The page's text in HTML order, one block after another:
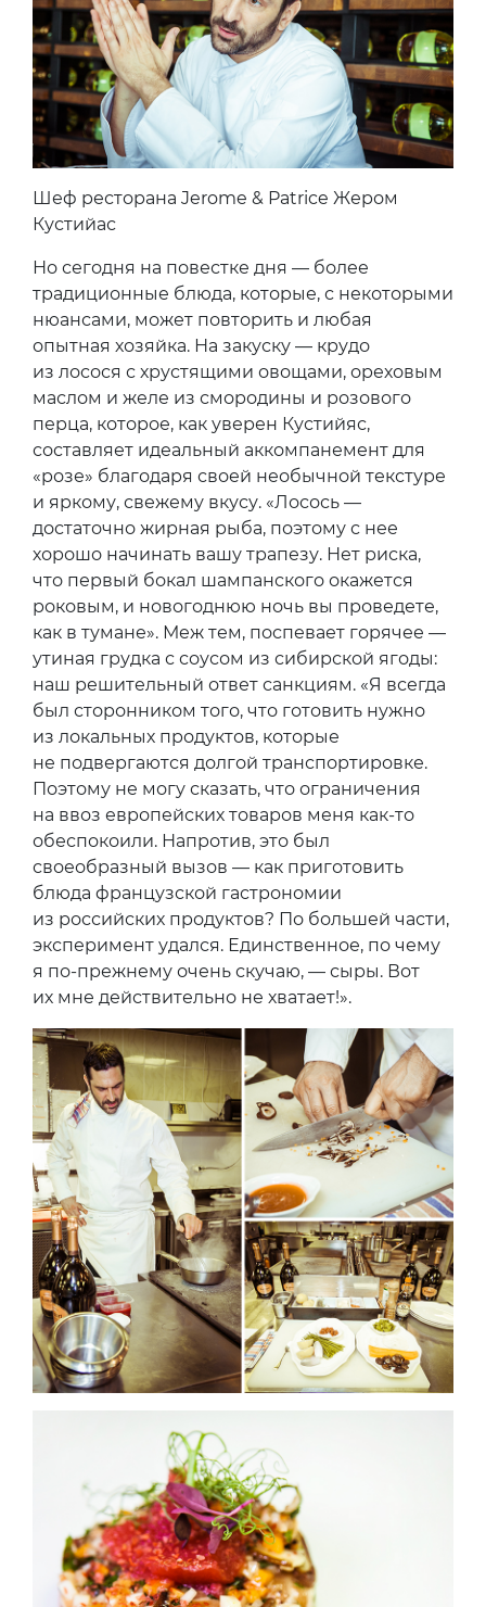
Шеф ресторана Jerome & Patrice Жером
Кустийас
Но сегодня на повестке дня — более
традиционные блюда, которые, с некоторыми
нюансами, может повторить и любая
опытная хозяйка. На закуску — крудо
из лосося с хрустящими овощами, ореховым
маслом и желе из смородины и розового
перца, которое, как уверен Кустийяс,
составляет идеальный аккомпанемент для
«розе» благодаря своей необычной текстуре
и яркому, свежему вкусу. «Лосось —
достаточно жирная рыба, поэтому с нее
хорошо начинать вашу трапезу. Нет риска,
что первый бокал шампанского окажется
роковым, и новогоднюю ночь вы проведете,
как в тумане». Меж тем, поспевает горячее —
утиная грудка с соусом из сибирской ягоды:
наш решительный ответ санкциям. «Я всегда
был сторонником того, что готовить нужно
из локальных продуктов, которые
не подвергаются долгой транспортировке.
Поэтому не могу сказать, что ограничения
на ввоз европейских товаров меня как-то
обеспокоили. Напротив, это был
своеобразный вызов — как приготовить
блюда французской гастрономии
из российских продуктов? По большей части,
эксперимент удался. Единственное, по чему
я по-прежнему очень скучаю, — сыры. Вот
их мне действительно не хватает!».